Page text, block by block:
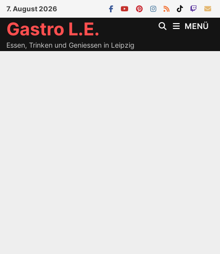
Zum
Inhalt
springen
7. August 2026
Gastro L.E.
Essen, Trinken und Geniessen in Leipzig
MENÜ